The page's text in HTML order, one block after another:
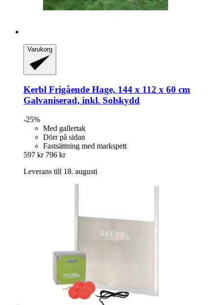
Varukorg
Kerbl Frigående Hage, 144 x 112 x 60 cm
Galvaniserad, inkl. Solskydd
-25%
Med gallertak
Dörr på sidan
Fastsättning med markspett
597 kr 796 kr
Leverans till 18. augusti